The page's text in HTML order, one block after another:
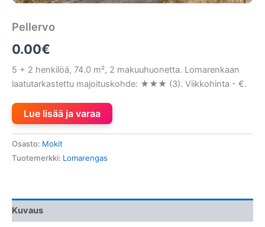
Pellervo
0.00€
5 + 2 henkilöä, 74.0 m², 2 makuuhuonetta. Lomarenkaan
laatutarkastettu majoituskohde: ★★★ (3). Viikkohinta - €.
Lue lisää ja varaa
Osasto: Mokit
Tuotemerkki: Lomarengas
Kuvaus